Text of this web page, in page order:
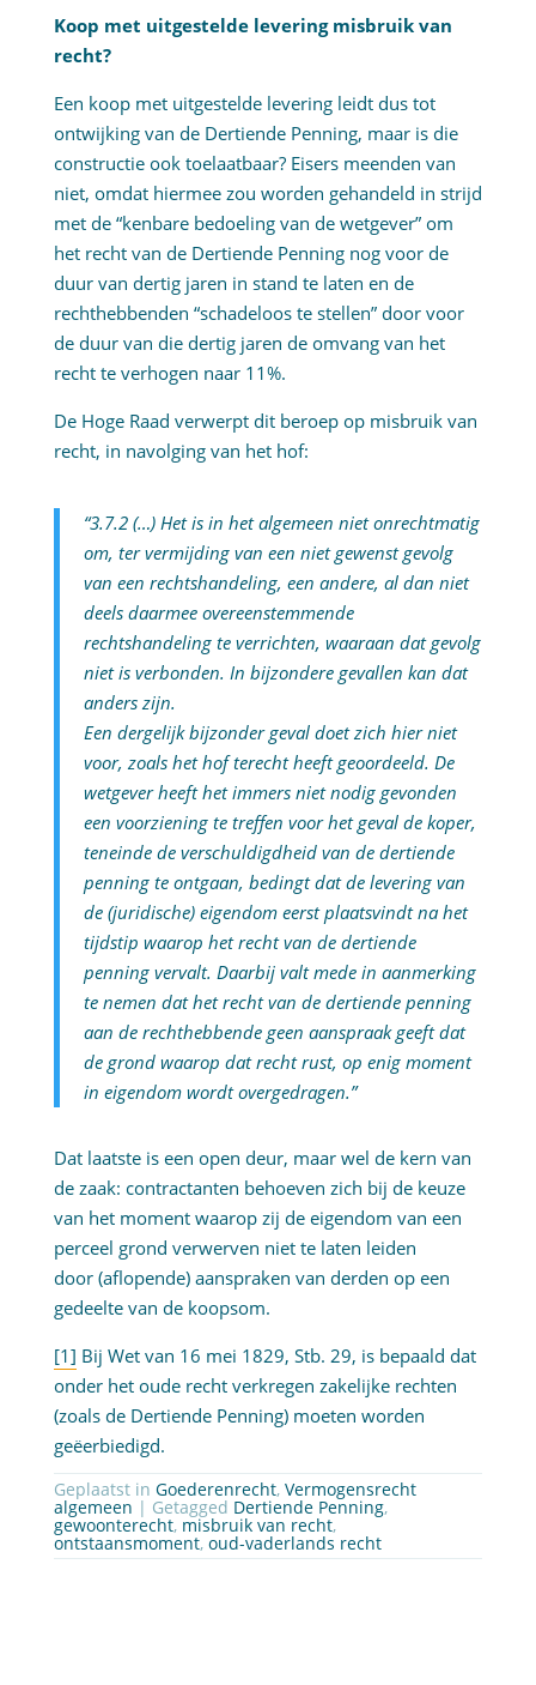
Koop met uitgestelde levering misbruik van
recht?
Een koop met uitgestelde levering leidt dus tot
ontwijking van de Dertiende Penning, maar is die
constructie ook toelaatbaar? Eisers meenden van
niet, omdat hiermee zou worden gehandeld in strijd
met de “kenbare bedoeling van de wetgever” om
het recht van de Dertiende Penning nog voor de
duur van dertig jaren in stand te laten en de
rechthebbenden “schadeloos te stellen” door voor
de duur van die dertig jaren de omvang van het
recht te verhogen naar 11%.
De Hoge Raad verwerpt dit beroep op misbruik van
recht, in navolging van het hof:
“3.7.2 (…) Het is in het algemeen niet onrechtmatig
om, ter vermijding van een niet gewenst gevolg
van een rechtshandeling, een andere, al dan niet
deels daarmee overeenstemmende
rechtshandeling te verrichten, waaraan dat gevolg
niet is verbonden. In bijzondere gevallen kan dat
anders zijn.
Een dergelijk bijzonder geval doet zich hier niet
voor, zoals het hof terecht heeft geoordeeld. De
wetgever heeft het immers niet nodig gevonden
een voorziening te treffen voor het geval de koper,
teneinde de verschuldigdheid van de dertiende
penning te ontgaan, bedingt dat de levering van
de (juridische) eigendom eerst plaatsvindt na het
tijdstip waarop het recht van de dertiende
penning vervalt. Daarbij valt mede in aanmerking
te nemen dat het recht van de dertiende penning
aan de rechthebbende geen aanspraak geeft dat
de grond waarop dat recht rust, op enig moment
in eigendom wordt overgedragen.”
Dat laatste is een open deur, maar wel de kern van
de zaak: contractanten behoeven zich bij de keuze
van het moment waarop zij de eigendom van een
perceel grond verwerven niet te laten leiden
door (aflopende) aanspraken van derden op een
gedeelte van de koopsom.
[1] Bij Wet van 16 mei 1829, Stb. 29, is bepaald dat
onder het oude recht verkregen zakelijke rechten
(zoals de Dertiende Penning) moeten worden
geëerbiedigd.
Geplaatst in Goederenrecht, Vermogensrecht
algemeen | Getagged Dertiende Penning,
gewoonterecht, misbruik van recht,
ontstaansmoment, oud-vaderlands recht